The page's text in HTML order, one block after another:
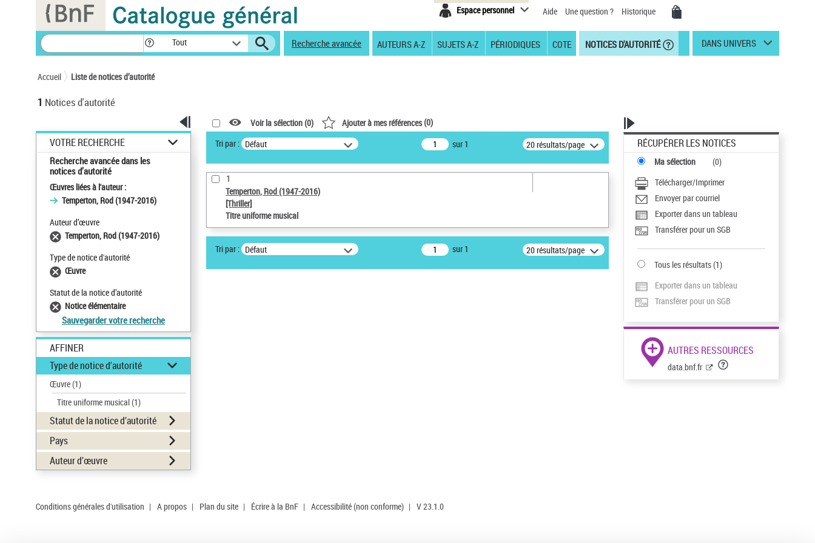
Espace personnel Aide Une question ? Historique
Tout Recherche avancée AUTEURS A-Z SUJETS A-Z PÉRIODIQUES COTE NOTICES D'AUTORITÉ DANS UNIVERS
Accueil Liste de notices d’autorité
1 Notices d'autorité
VOTRE RECHERCHE
Recherche avancée dans les
notices d’autorité
Œuvres liées à l'auteur :
Temperton, Rod (1947-2016)
Auteur d’œuvre
Temperton, Rod (1947-2016)
Type de notice d'autorité
Œuvre
Statut de la notice d’autorité
Notice élémentaire
Sauvegarder votre recherche
AFFINER
Type de notice d'autorité
Œuvre(1)
Titre uniforme musical(1)
Statut de la notice d’autorité
Pays
Auteur d’œuvre
Voir la sélection (0) Ajouter à mes références(0)
Tri par : Défaut sur 1 20 résultats/page
1
Temperton, Rod (1947-2016)
[Thriller]
Titre uniforme musical
Tri par : Défaut sur 1 20 résultats/page
RÉCUPÉRER LES NOTICES
Ma sélection (0)
Télécharger/Imprimer
Envoyer par courriel
Exporter dans un tableau
Transférer pour un SGB
Tous les résultats(1)
Exporter dans un tableau
Transférer pour un SGB
AUTRES RESSOURCES
data.bnf.fr
Conditions générales d'utilisation | A propos | Plan du site | Écrire à la BnF | Accessibilité (non conforme) | V 23.1.0
Panneau de gestion des cookies